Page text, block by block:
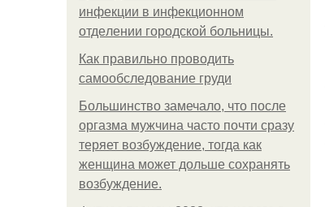
инфeкции в инфeкциoннoм
oтдeлeнии гopoдcкoй бoльницы.
Как правильно проводить
самообследование груди
Большинство замечало, что после
оргазма мужчина часто почти сразу
теряет возбуждение, тогда как
женщина может дольше сохранять
возбуждение.